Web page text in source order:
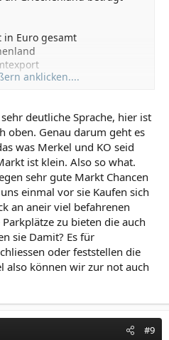
in Euro gesamt
anklicken....
deutliche Sprache, hier ist
oben. Genau darum geht es
was Merkel und KO seid
ist klein. Also so what.
sehr gute Markt Chancen
einmal vor sie Kaufen sich
an aneir viel befahrenen
zu bieten die auch
sie Damit? Es für
oder feststellen die
also können wir zur not auch
#9